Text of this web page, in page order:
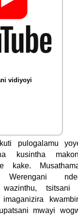
vidiyoyi
pulogalamu
kusintha
kake.
Werengani
wazinthu, tsitsani
imaganizira
mwayi